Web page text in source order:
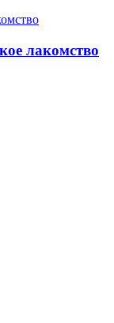
лакомство